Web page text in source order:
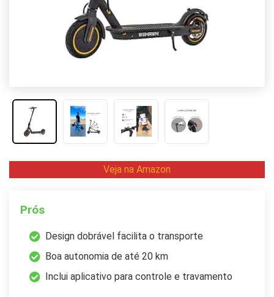
Veja na Amazon
Prós
Design dobrável facilita o transporte
Boa autonomia de até 20 km
Inclui aplicativo para controle e travamento